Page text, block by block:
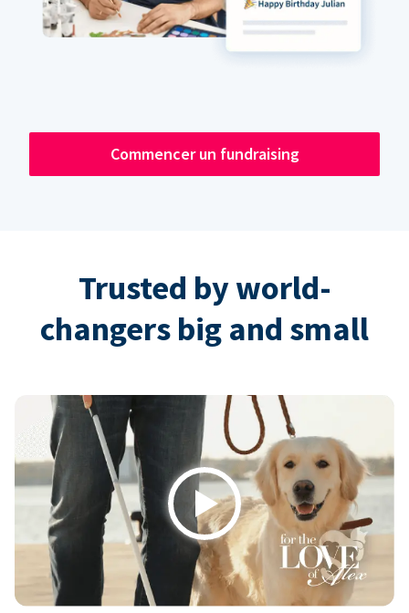
Commencer un fundraising
Trusted by world-
changers big and small
Play